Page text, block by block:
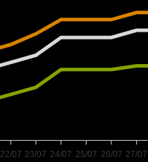
22/07 23/07 24/07 25/07 26/07 27/07